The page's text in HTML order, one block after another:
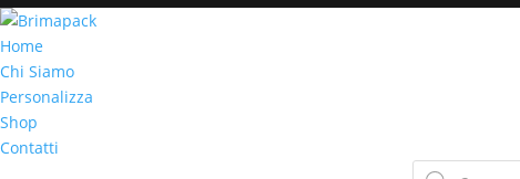
Home
Chi Siamo
Personalizza
Shop
Contatti
Products